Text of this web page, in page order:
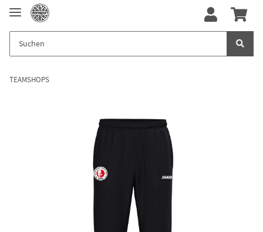
TEAMSHOPS